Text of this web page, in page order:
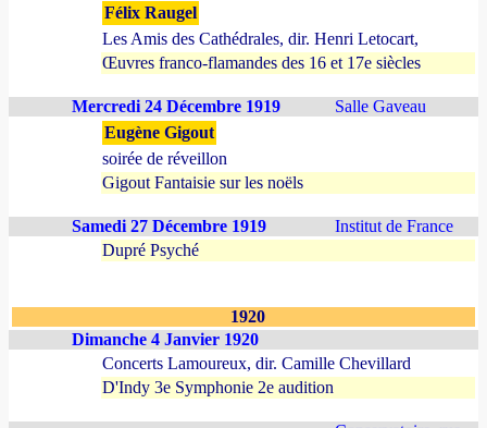
Félix Raugel
Les Amis des Cathédrales, dir. Henri Letocart,
Œuvres franco-flamandes des 16 et 17e siècles
Mercredi 24 Décembre 1919
Salle Gaveau
Eugène Gigout
soirée de réveillon
Gigout Fantaisie sur les noëls
Samedi 27 Décembre 1919
Institut de France
Dupré Psyché
1920
Dimanche 4 Janvier 1920
Concerts Lamoureux, dir. Camille Chevillard
D'Indy 3e Symphonie 2e audition